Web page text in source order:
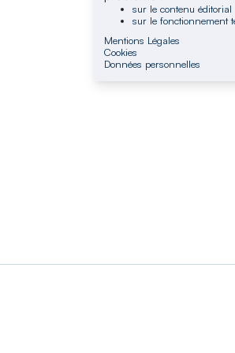
sur le contenu éditorial
sur le fonctionnement
Mentions Légales
Cookies
Données personnelles